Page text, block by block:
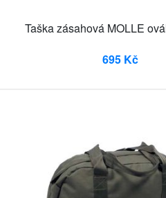
Taška zásahová MOLLE
695 Kč